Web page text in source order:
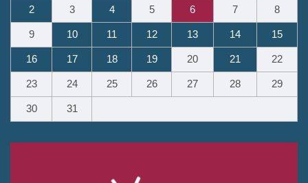
2 3 4 5 6 7 8
9 10 11 12 13 14 15
16 17 18 19 20 21 22
23 24 25 26 27 28 29
30 31